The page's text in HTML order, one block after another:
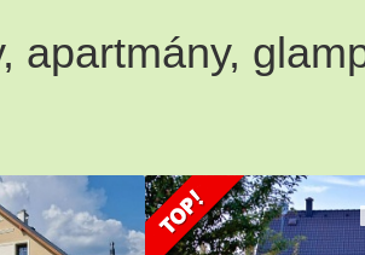
apartmány,